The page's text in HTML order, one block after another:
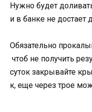
Нужно будет
и в банке не достает
Обязательно
чтоб не получить
суток закрывайте
к, еще через трое